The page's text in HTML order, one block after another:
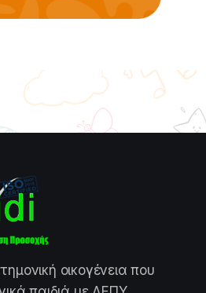
οικογένεια που